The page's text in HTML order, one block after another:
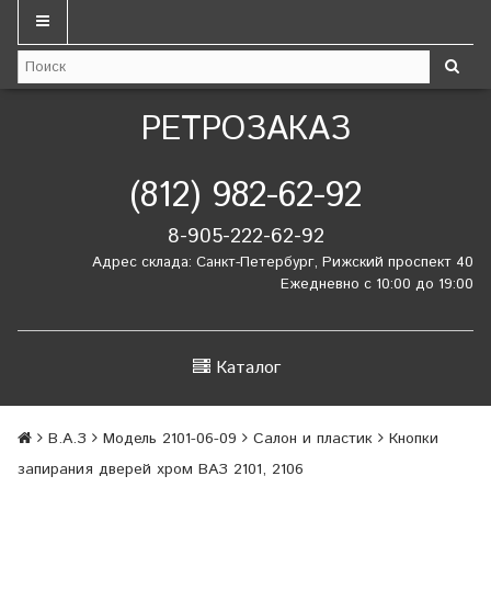
РЕТРОЗАКАЗ
(812) 982-62-92
8-905-222-62-92
Адрес склада: Санкт-Петербург, Рижский проспект 40
Ежедневно с 10:00 до 19:00
Каталог
В.А.З Модель 2101-06-09 Салон и пластик
Кнопки
запирания дверей хром ВАЗ 2101, 2106